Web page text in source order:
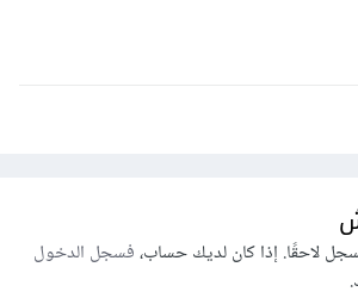
لاحقًا. إذا كان لديك حساب،فسجل الدخول